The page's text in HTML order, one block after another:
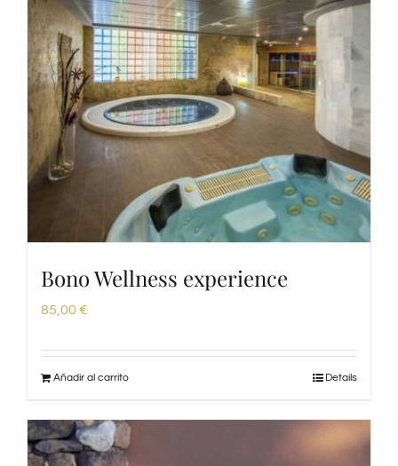
Bono Wellness experience
85,00 €
Añadir al carrito Details